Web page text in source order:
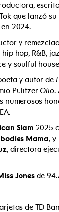
que lanzó
en 2024.
y
hop, R&B,
y soulful
y autor de
Pulitzer Olio.
numerosos
Slam 2025
Mama, y
, directora
Jones de
de TD